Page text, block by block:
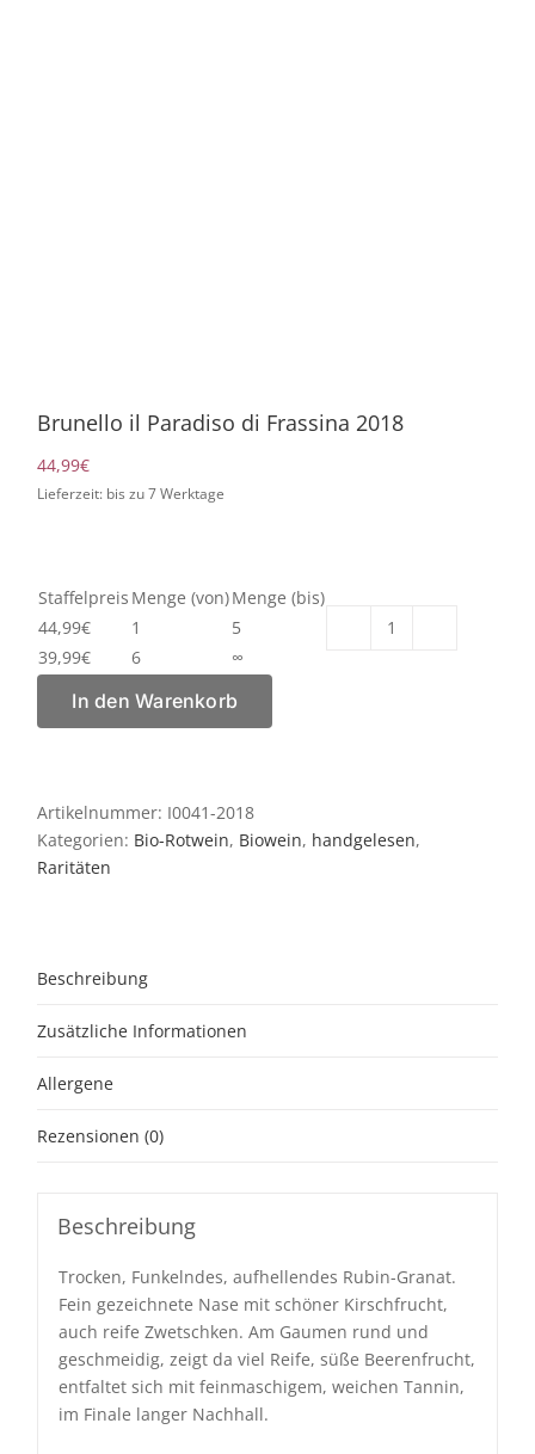
Brunello il Paradiso di Frassina 2018
44,99€
Lieferzeit: bis zu 7 Werktage
Staffelpreis Menge (von)Menge (bis)
44,99€ 1
5
39,99€ 6 ∞
Brunello
In den Warenkorb
Artikelnummer: I0041-2018
Kategorien: Bio-Rotwein, Biowein, handgelesen,
Raritäten
Beschreibung
Zusätzliche Informationen
Allergene
Rezensionen (0)
Beschreibung
Trocken, Funkelndes, aufhellendes Rubin-Granat.
Fein gezeichnete Nase mit schöner Kirschfrucht,
auch reife Zwetschken. Am Gaumen rund und
geschmeidig, zeigt da viel Reife, süße Beerenfrucht,
entfaltet sich mit feinmaschigem, weichen Tannin,
im Finale langer Nachhall.